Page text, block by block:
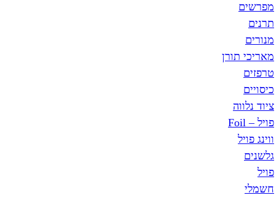
מפרשים
תרנים
מנורים
מאריכי תורן
טרפזים
כיסויים
ציוד נלווה
פויל – Foil
ווינג פויל
גלשנים
פויל
חשמלי